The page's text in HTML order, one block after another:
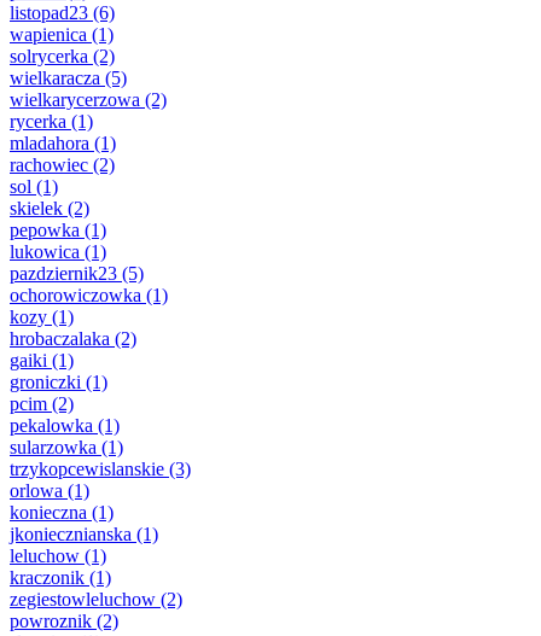
listopad23 (6)
wapienica (1)
solrycerka (2)
wielkaracza (5)
wielkarycerzowa (2)
rycerka (1)
mladahora (1)
rachowiec (2)
sol (1)
skielek (2)
pepowka (1)
lukowica (1)
pazdziernik23 (5)
ochorowiczowka (1)
kozy (1)
hrobaczalaka (2)
gaiki (1)
groniczki (1)
pcim (2)
pekalowka (1)
sularzowka (1)
trzykopcewislanskie (3)
orlowa (1)
konieczna (1)
jkoniecznianska (1)
leluchow (1)
kraczonik (1)
zegiestowleluchow (2)
powroznik (2)